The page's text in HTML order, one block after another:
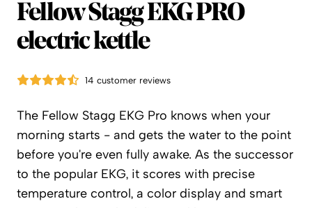
Fellow
Fellow Stagg EKG PRO
electric kettle
14 customer reviews
The Fellow Stagg EKG Pro knows when your
morning starts - and gets the water to the point
before you're even fully awake. As the successor
to the popular EKG, it scores with precise
temperature control, a color display and smart